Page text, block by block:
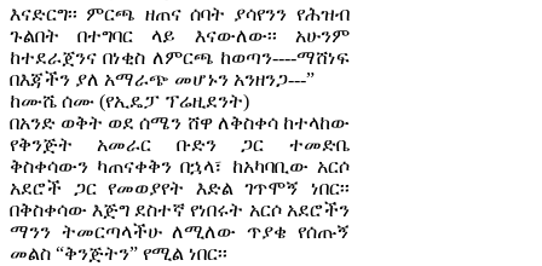
እናድርግ፡፡ ምርጫ ዘጠና ሰባት ያሳየንን የሕዝብ
ጉልበት በተግባር ላይ እናውለው፡፡ አሁንም
ከተደራጀንና በነቂስ ለምርጫ ከወጣን----ማሸነፍ
በእጃችን ያለ አማራጭ መሆኑን አንዘንጋ---”
ከሙሼ ሰሙ (የኢዴፓ ፕሬዚደንት)
በአንድ ወቅት ወደ ሰሜን ሸዋ ለቅስቀሳ ከተላከው
የቅንጅት አመራር ቡድን ጋር ተመድቤ
ቅስቀሳውን ካጠናቀቅን በኋላ፣ ከአካባቢው አርሶ
አደሮች ጋር የመወያየት እድል ገጥሞኝ ነበር፡፡
በቅስቀሳው እጅግ ደስተኛ የነበሩት አርሶ አደሮችን
ማንን ትመርጣላችሁ ለሚለው ጥያቄ የሰጡኝ
መልስ “ቅንጅትን” የሚል ነበር፡፡